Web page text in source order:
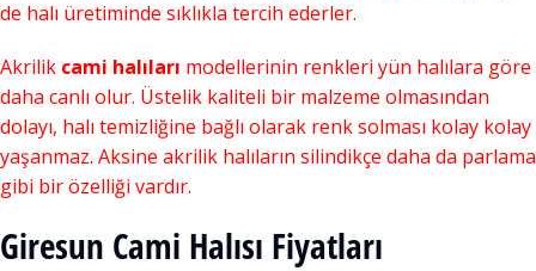
de halı üretiminde sıklıkla tercih ederler.
Akrilik cami halıları modellerinin renkleri yün halılara göre
daha canlı olur. Üstelik kaliteli bir malzeme olmasından
dolayı, halı temizliğine bağlı olarak renk solması kolay kolay
yaşanmaz. Aksine akrilik halıların silindikçe daha da parlama
gibi bir özelliği vardır.
Giresun Cami Halısı Fiyatları